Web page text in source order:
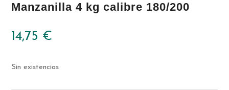
Manzanilla 4 kg calibre 180/200
14,75 €
Sin existencias